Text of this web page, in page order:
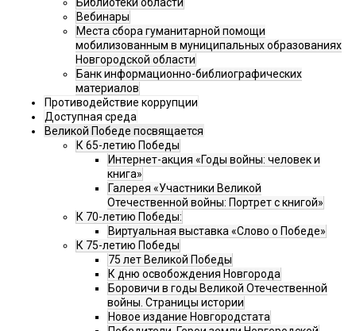
Библиотеки области
Вебинары
Места сбора гуманитарной помощи
мобилизованным в муниципальных образованиях
Новгородской области
Банк информационно-библиографических
материалов
Противодействие коррупции
Доступная среда
Великой Победе посвящается
К 65-летию Победы
Интернет-акция «Годы войны: человек и
книга»
Галерея «Участники Великой
Отечественной войны: Портрет с книгой»
К 70-летию Победы:
Виртуальная выставка «Слово о Победе»
К 75-летию Победы
75 лет Великой Победы
К дню освобождения Новгорода
Боровичи в годы Великой Отечественной
войны. Страницы истории
Новое издание Новгородстата